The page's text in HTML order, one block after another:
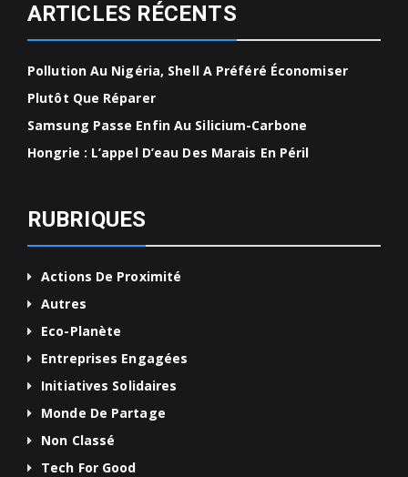
ARTICLES RÉCENTS
Pollution Au Nigéria, Shell A Préféré Économiser
Plutôt Que Réparer
Samsung Passe Enfin Au Silicium-Carbone
Hongrie : L’appel D’eau Des Marais En Péril
RUBRIQUES
Actions De Proximité
Autres
Eco-Planète
Entreprises Engagées
Initiatives Solidaires
Monde De Partage
Non Classé
Tech For Good